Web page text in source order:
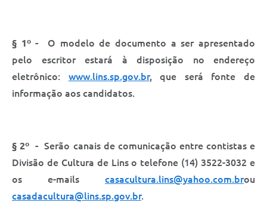
§ 1º -
O modelo de documento a ser apresentado
pelo escritor estará à disposição no endereço
eletrônico: www.lins.sp.gov.br, que será fonte de
informação aos candidatos.
§ 2º - Serão canais de comunicação entre contistas e
Divisão de Cultura de Lins o telefone (14) 3522-3032 e
os e-mails casacultura.lins@yahoo.com.brou
casadacultura@lins.sp.gov.br.